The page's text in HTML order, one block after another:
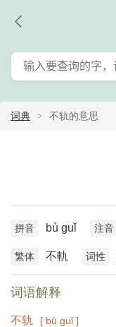
词典 不轨的意思
拼音 bù guǐ 注音
繁体 不軌 词性
词语解释
不轨 [ bù guǐ ]